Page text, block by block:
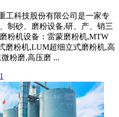
工科技股份有限公司是一家专
制砂、磨粉设备,研、产、销三
粉机设备：雷蒙磨粉机,MTW
磨粉机,LUM超细立式磨粉机,高
粉磨,高压磨 ...